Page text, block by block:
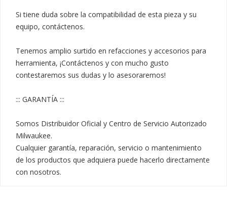
Si tiene duda sobre la compatibilidad de esta pieza y su
equipo, contáctenos.
Tenemos amplio surtido en refacciones y accesorios para
herramienta, ¡Contáctenos y con mucho gusto
contestaremos sus dudas y lo asesoraremos!
::: GARANTÍA :::
Somos Distribuidor Oficial y Centro de Servicio Autorizado
Milwaukee.
Cualquier garantía, reparación, servicio o mantenimiento
de los productos que adquiera puede hacerlo directamente
con nosotros.